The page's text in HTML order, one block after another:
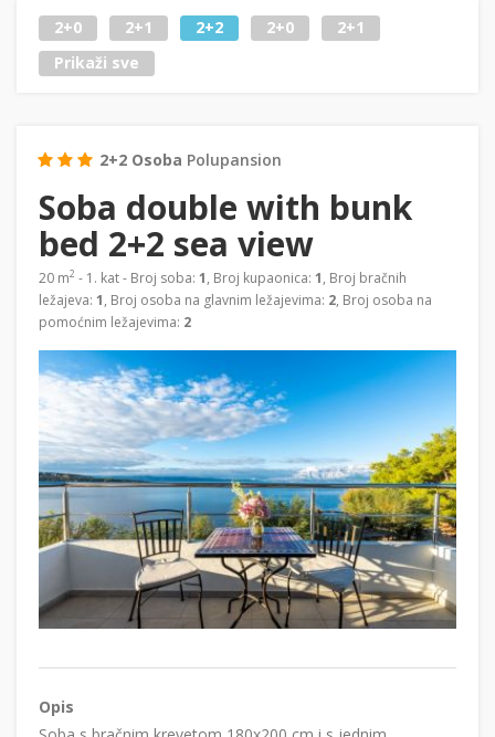
2+0 2+1 2+2 2+0
2+1
Prikaži sve
2+2 Osoba Polupansion
Soba double with bunk
bed 2+2 sea view
20 m2 - 1. kat - Broj soba: 1, Broj kupaonica: 1, Broj bračnih
ležajeva: 1, Broj osoba na glavnim ležajevima: 2, Broj osoba na
pomoćnim ležajevima: 2
Opis